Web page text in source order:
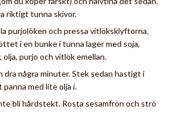
riktigt tunna skivor.
purjolöken och pressa vitlöksklyftorna.
i en bunke i tunna lager med soja,
olja, purjo och vitlök emellan.
dra några minuter. Stek sedan hastigt i
panna med lite olja i.
bli hårdstekt. Rosta sesamfrön och strö